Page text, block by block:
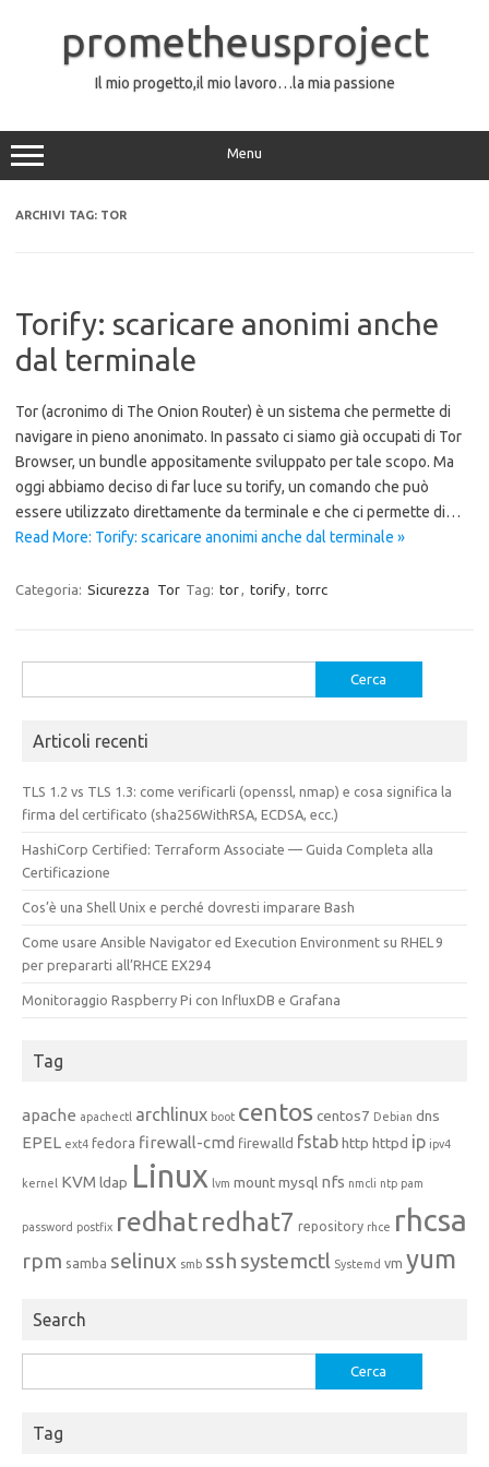
contenutoprometheusproject
Il mio progetto,il mio lavoro…la mia passione
Menu
ARCHIVI TAG: TOR
Torify: scaricare anonimi anche
dal terminale
Tor (acronimo di The Onion Router) è un sistema che permette di
navigare in pieno anonimato. In passato ci siamo già occupati di Tor
Browser, un bundle appositamente sviluppato per tale scopo. Ma
oggi abbiamo deciso di far luce su torify, un comando che può
essere utilizzato direttamente da terminale e che ci permette di…
Read More: Torify: scaricare anonimi anche dal terminale »
Categoria: Sicurezza Tor Tag: tor, torify, torrc
per:
Articoli recenti
TLS 1.2 vs TLS 1.3: come verificarli (openssl, nmap) e cosa significa la
firma del certificato (sha256WithRSA, ECDSA, ecc.)
HashiCorp Certified: Terraform Associate — Guida Completa alla
Certificazione
Cos’è una Shell Unix e perché dovresti imparare Bash
Come usare Ansible Navigator ed Execution Environment su RHEL 9
per prepararti all’RHCE EX294
Monitoraggio Raspberry Pi con InfluxDB e Grafana
Tag
apache apachectl archlinux boot centoscentos7 Debian dns
EPEL ext4 fedora firewall-cmd firewalld fstabhttp httpd ip ipv4
kernel KVM ldap Linux lvm mountmysql nfs nmcli ntp pam
password postfix redhatredhat7 repository rhce rhcsa
rpm samba selinux smb ssh systemctl Systemd vm yum
Search
per:
Tag